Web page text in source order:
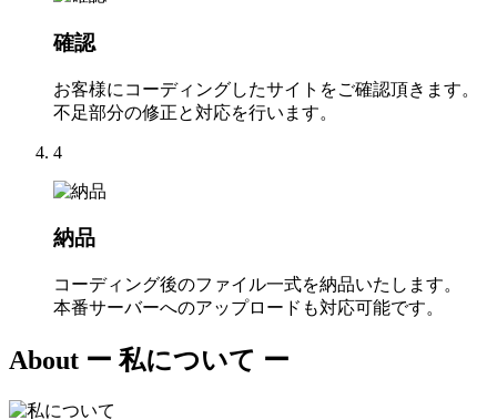
確認
お客様にコーディングしたサイトをご確認頂きます。
不足部分の修正と対応を行います。
4
納品
コーディング後のファイル一式を納品いたします。
本番サーバーへのアップロードも対応可能です。
About ー 私について ー